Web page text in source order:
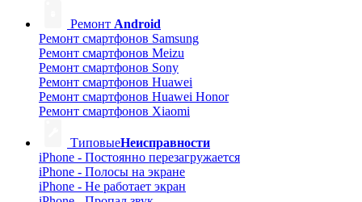
Ремонт Android
Ремонт смартфонов Samsung
Ремонт смартфонов Meizu
Ремонт смартфонов Sony
Ремонт смартфонов Huawei
Ремонт смартфонов Huawei Honor
Ремонт смартфонов Xiaomi
ТиповыеНеисправности
iPhone - Постоянно перезагружается
iPhone - Полосы на экране
iPhone - Не работает экран